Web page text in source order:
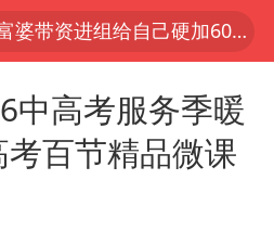
富婆带资进组给自己硬加60多场吻戏
名创优品一次性内裤 颜面尽失
六爷”挂一颗出场
中高考服务季暖
百节精品微课